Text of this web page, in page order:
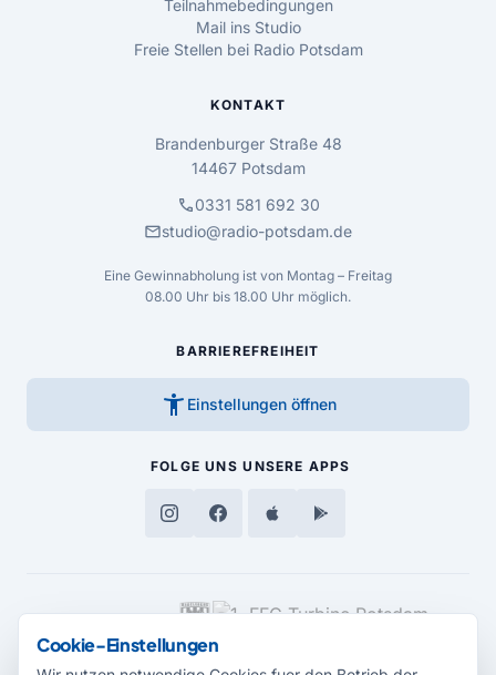
Teilnahmebedingungen
Mail ins Studio
Freie Stellen bei Radio Potsdam
KONTAKT
Brandenburger Straße 48
14467 Potsdam
call0331 581 692 30
mailstudio@radio-potsdam.de
Eine Gewinnabholung ist von Montag – Freitag
08.00 Uhr bis 18.00 Uhr möglich.
BARRIEREFREIHEIT
accessibility_new Einstellungen öffnen
FOLGE UNS UNSERE APPS
MEDIENPARTNER
Cookie-Einstellungen